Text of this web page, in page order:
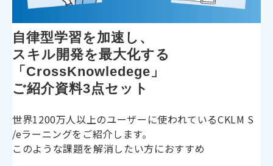
自律型学習を加速し、
スキル開発を最大化する
「CrossKnowledege」
ご紹介資料3点セット
世界1200万人以上のユーザーに使われているCKLM S
/eラーニングをご紹介します。
このような課題を解消したい方におすすめ